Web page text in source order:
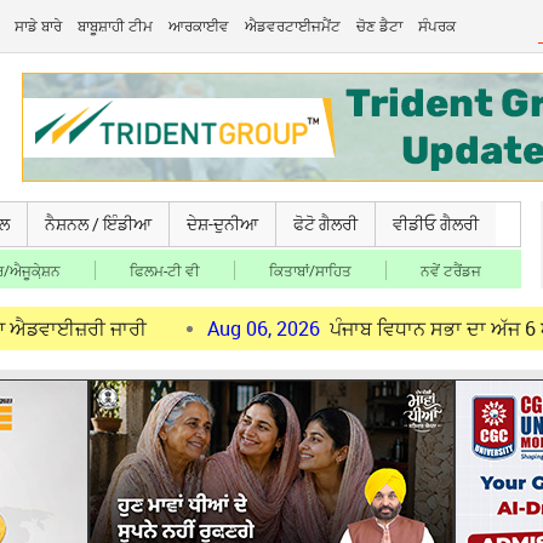
ਸਾਡੇ ਬਾਰੇ ਬਾਬੂਸ਼ਾਹੀ ਟੀਮ ਆਰਕਾਈਵ ਐਡਵਰਟਾਈਜਮੈਂਟ ਚੋਣ ਡੈਟਾ ਸੰਪਰਕ
ਨੈਸ਼ਨਲ / ਇੰਡੀਆ ਦੇਸ਼-ਦੁਨੀਆ ਫੋਟੋ ਗੈਲਰੀ ਵੀਡੀਓ ਗੈਲਰੀ
ਐਜੂਕੇ਼ਸ਼ਨ ਫਿਲਮ-ਟੀ ਵੀ ਕਿਤਾਬਾਂ/ਸਾਹਿਤ ਨਵੇਂ ਟਰੈਂਡਜ
ਜਾਰੀ Aug 06, 2026 ਪੰਜਾਬ ਵਿਧਾਨ ਸਭਾ ਦਾ ਅੱਜ 6 ਅਗਸਤ ਨੂੰ